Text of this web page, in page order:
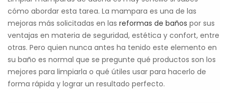
cómo abordar esta tarea. La mampara es una de las
mejoras más solicitadas en las reformas de baños por sus
ventajas en materia de seguridad, estética y confort, entre
otras. Pero quien nunca antes ha tenido este elemento en
su baño es normal que se pregunte qué productos son los
mejores para limpiarla o qué útiles usar para hacerlo de
forma rápida y lograr un resultado perfecto.